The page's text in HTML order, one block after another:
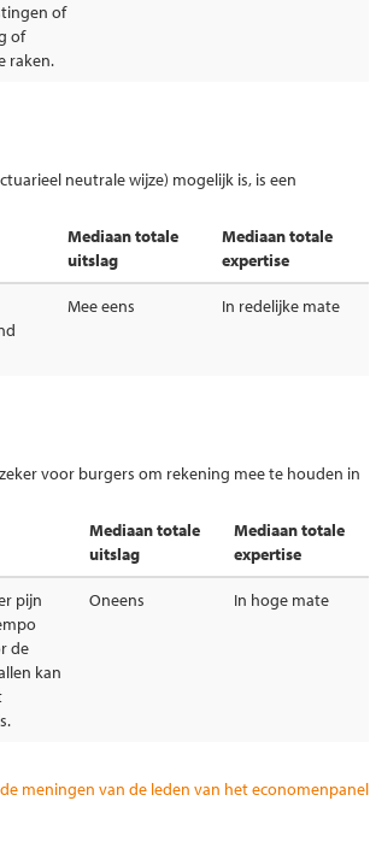
of
of
raken.
neutrale wijze) mogelijk is, is een
Mediaan totale
uitslag
Mediaan totale
expertise
Mee eens In redelijke mate
voor burgers om rekening mee te houden in
Mediaan totale
uitslag
Mediaan totale
expertise
pijn
de
kan
Oneens In hoge mate
meningen van de leden van het economenpanel